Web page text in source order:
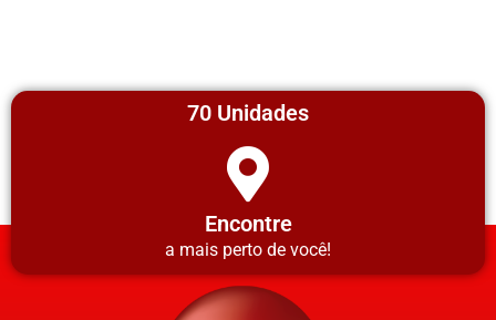
70 Unidades
Encontre
a mais perto de você!